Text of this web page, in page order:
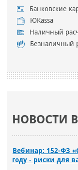
Банковские
ЮKassa
Наличный
Безналичный
НОВОСТИ
Вебинар: 152-ФЗ
году - риски для